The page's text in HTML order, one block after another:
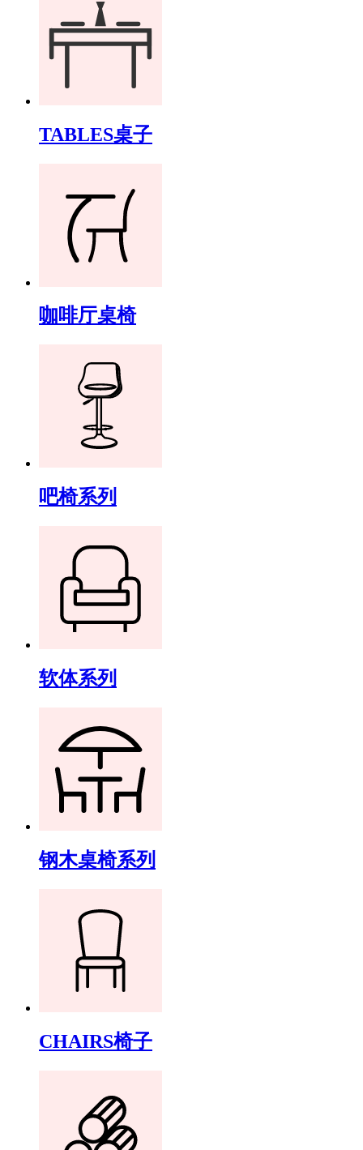
TABLES桌子
咖啡厅桌椅
吧椅系列
软体系列
钢木桌椅系列
CHAIRS椅子